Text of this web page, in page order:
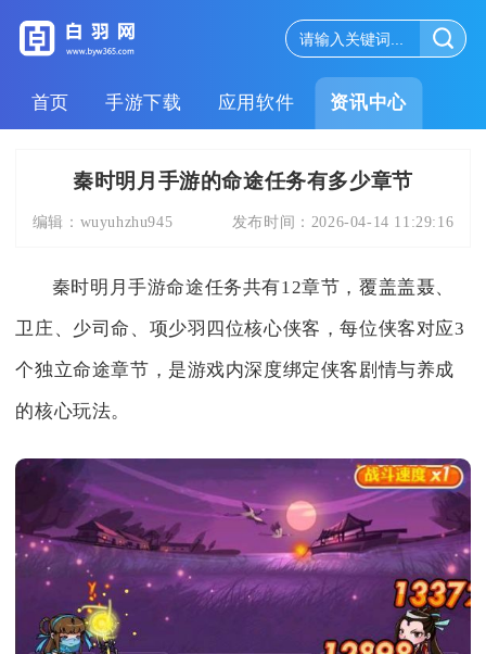
首页 手游下载 应用软件 资讯中心
秦时明月手游的命途任务有多少章节
编辑： wuyuhzhu945 发布时间： 2026-04-14 11:29:16
秦时明月手游命途任务共有12章节，覆盖盖聂、
卫庄、少司命、项少羽四位核心侠客，每位侠客对应3
个独立命途章节，是游戏内深度绑定侠客剧情与养成
的核心玩法。